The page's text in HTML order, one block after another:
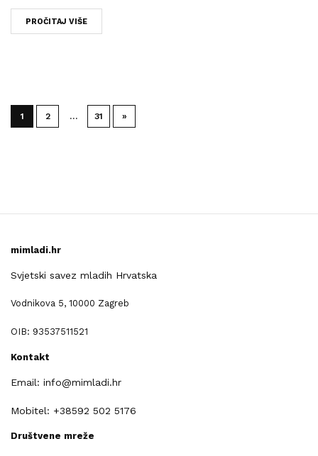
PROČITAJ VIŠE
1 2 … 31 »
mimladi.hr
Svjetski savez mladih Hrvatska
Vodnikova 5, 10000 Zagreb
OIB: 93537511521
Kontakt
Email: info@mimladi.hr
Mobitel: +38592 502 5176
Društvene mreže